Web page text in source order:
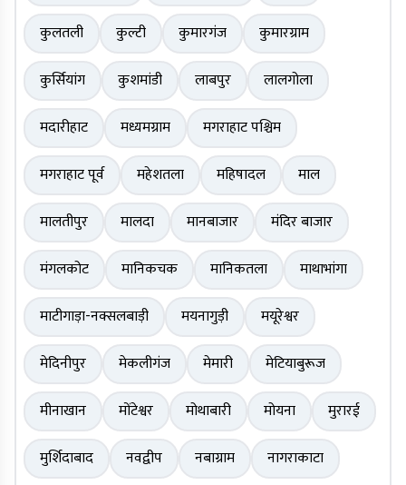
कुलतली
कुल्टी कुमारगंज
कुमारग्राम
कुर्सियांग
कुशमांडी लाबपुर
लालगोला
मदारीहाट
मध्यमग्राम
मगराहाट पश्चिम
मगराहाट पूर्व
महेशतला महिषादल
माल
मालतीपुर
मालदा मानबाजार
मंदिर बाजार
मंगलकोट
मानिकचक मानिकतला
माथाभांगा
माटीगाड़ा-नक्सलबाड़ी
मयनागुड़ी
मयूरेश्वर
मेदिनीपुर
मेकलीगंज मेमारी
मेटियाबुरूज
मीनाखान
मोंटेश्वर मोथाबारी मोयना
मुरारई
मुर्शिदाबाद
नवद्वीप नबाग्राम नागराकाटा